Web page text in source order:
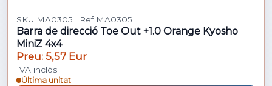
SKU MA0305 · Ref MA0305
Barra de direcció Toe Out +1.0 Orange Kyosho
MiniZ 4x4
Preu: 5,57 Eur
IVA inclòs
Última unitat